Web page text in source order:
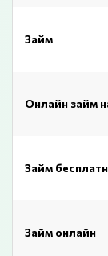
Займ
Онлайн займ
Займ
Займ онлайн